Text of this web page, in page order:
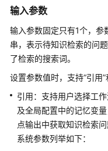
限
制
工
作
搭
建
范
式
输入参数
输入参数固定只有1个，
串，表示待知识检索的问
了检索的搜索词。
设置参数值时，支持“引用”
引用：支持用户选择工
及全局配置中的记忆变
点输出中获取知识检索问
系统参数列举如下：